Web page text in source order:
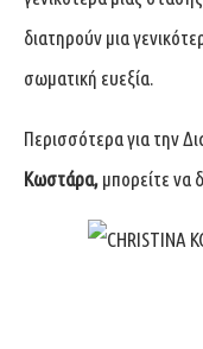
διατηρούν μια
σωματική ευεξία.
Περισσότερα για την
Κωστάρα, μπορείτε να